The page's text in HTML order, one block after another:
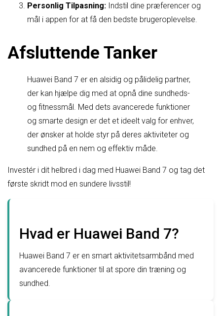
Personlig Tilpasning: Indstil dine præferencer og
mål i appen for at få den bedste brugeroplevelse.
Afsluttende Tanker
Huawei Band 7 er en alsidig og pålidelig partner,
der kan hjælpe dig med at opnå dine sundheds-
og fitnessmål. Med dets avancerede funktioner
og smarte design er det et ideelt valg for enhver,
der ønsker at holde styr på deres aktiviteter og
sundhed på en nem og effektiv måde.
Investér i dit helbred i dag med Huawei Band 7 og tag det
første skridt mod en sundere livsstil!
Hvad er Huawei Band 7?
Huawei Band 7 er en smart aktivitetsarmbånd med
avancerede funktioner til at spore din træning og
sundhed.